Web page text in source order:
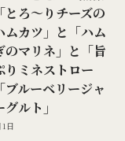
とろ～りチーズの
ムカツ」と「ハム
のマリネ」と「旨
りミネストロー
ブルーベリージャ
ルト」
日